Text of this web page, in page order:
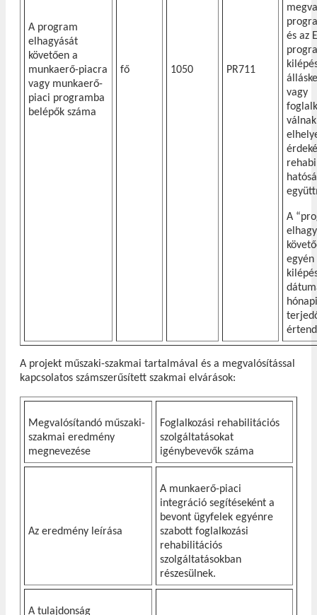
A program
elhagyását
követően a
munkaerő-piacra
vagy munkaerő-
piaci programba
belépők száma
fő 1050 PR711
és az
vagy
A
egyén
A projekt műszaki-szakmai tartalmával és a megvalósítással
kapcsolatos számszerűsített szakmai elvárások:
Megvalósítandó műszaki-
szakmai eredmény
megnevezése
Foglalkozási rehabilitációs
szolgáltatásokat
igénybevevők száma
Az eredmény leírása
A munkaerő-piaci
integráció segítéseként a
bevont ügyfelek egyénre
szabott foglalkozási
rehabilitációs
szolgáltatásokban
részesülnek.
A tulajdonság